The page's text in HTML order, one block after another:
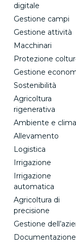
digitale
Gestione campi
Gestione attività
Macchinari
Protezione
Gestione
Sostenibilità
Agricoltura
rigenerativa
Ambiente e clima
Allevamento
Logistica
Irrigazione
Irrigazione
automatica
Agricoltura di
precisione
Gestione
Documentazione